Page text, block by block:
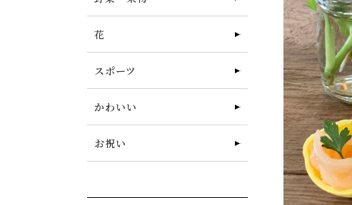
花
スポーツ
かわいい
お祝い